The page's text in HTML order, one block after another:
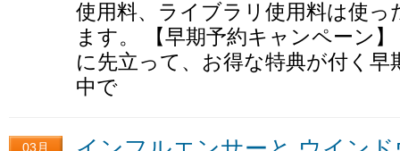
使用料、ライブラリ使用料は使
ます。 【早期予約キャンペーン
に先立って、お得な特典が付く
中で
03月